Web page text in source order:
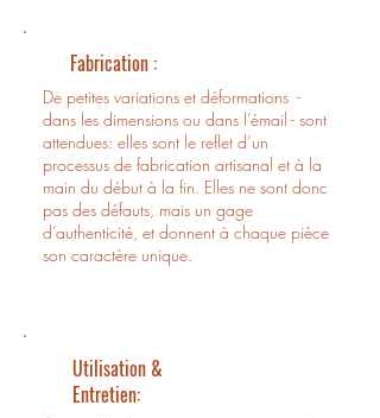
Fabrication :
De petites variations et déformations -
dans les dimensions ou dans l’émail - sont
attendues: elles sont le reflet d’un
processus de fabrication artisanal et à la
main du début à la fin. Elles ne sont donc
pas des défauts, mais un gage
d’authenticité, et donnent à chaque pièce
son caractère unique.
Utilisation &
Entretien: